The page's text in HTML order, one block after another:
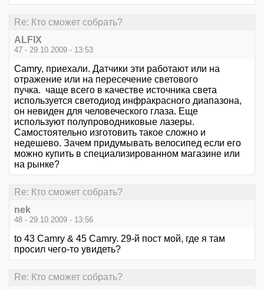
Re: Кто сможет собрать?
ALFIX
47 - 29.10.2009 - 13:53
Camry, приехали. Датчики эти работают или на
отражение или на пересечение светового
пучка. чаще всего в качестве источника света
используется светодиод инфракрасного диапазона,
он невиден для человеческого глаза. Еще
используют полупроводниковые лазеры.
Самостоятельно изготовить такое сложно и
недешево. Зачем придумывать велосипед если его
можно купить в специализированном магазине или
на рынке?
Re: Кто сможет собрать?
nek
48 - 29.10.2009 - 13:56
to 43 Camry & 45 Camry. 29-й пост мой, где я там
просил чего-то увидеть?
Re: Кто сможет собрать?